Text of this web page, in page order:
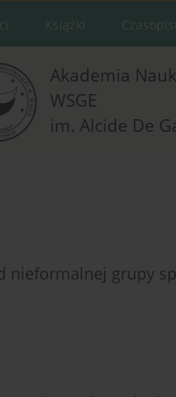
Książki
Akademia
WSGE
im. Alcide De
nieformalnej grupy